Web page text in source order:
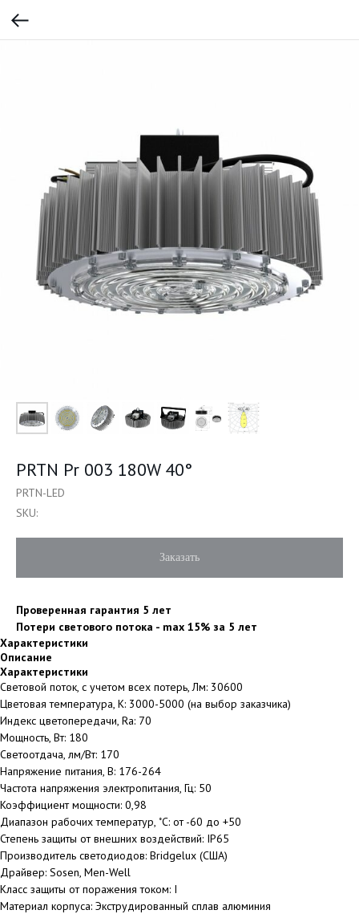
PRTN Pr 003 180W 40°
PRTN-LED
SKU:
Заказать
Проверенная гарантия 5 лет
Потери светового потока - max 15% за 5 лет
Характеристики
Описание
Характеристики
Световой поток, с учетом всех потерь, Лм: 30600
Цветовая температура, К: 3000-5000 (на выбор заказчика)
Индекс цветопередачи, Ra: 70
Мощность, Вт: 180
Светоотдача, лм/Вт: 170
Напряжение питания, В: 176-264
Частота напряжения электропитания, Гц: 50
Коэффициент мощности: 0,98
Диапазон рабочих температур, ˚С: от -60 до +50
Степень защиты от внешних воздействий: IP65
Производитель светодиодов: Bridgelux (США)
Драйвер: Sosen, Men-Well
Класс защиты от поражения током: I
Материал корпуса: Экструдированный сплав алюминия